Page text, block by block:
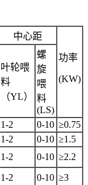
中心距
功率
(KW)
叶轮喂
料
（YL）
螺
旋
喂
料
(LS)
1-2 0-10 ≥0.75
1-2 0-10 ≥1.5
1-2 0-10 ≥2.2
1-2 0-10 ≥3